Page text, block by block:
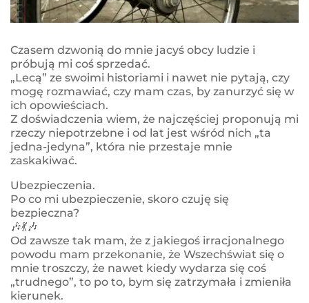
Czasem dzwonią do mnie jacyś obcy ludzie i
próbują mi coś sprzedać.
„Lecą” ze swoimi historiami i nawet nie pytają, czy
mogę rozmawiać, czy mam czas, by zanurzyć się w
ich opowieściach.
Z doświadczenia wiem, że najczęściej proponują mi
rzeczy niepotrzebne i od lat jest wśród nich „ta
jedna-jedyna”, która nie przestaje mnie
zaskakiwać.
Ubezpieczenia.
Po co mi ubezpieczenie, skoro czuję się
bezpieczna?
🎶💃🎶
Od zawsze tak mam, że z jakiegoś irracjonalnego
powodu mam przekonanie, że Wszechświat się o
mnie troszczy, że nawet kiedy wydarza się coś
„trudnego”, to po to, bym się zatrzymała i zmieniła
kierunek.